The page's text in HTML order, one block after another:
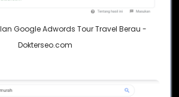
Google Adwords Tour Travel Berau -
Dokterseo.com